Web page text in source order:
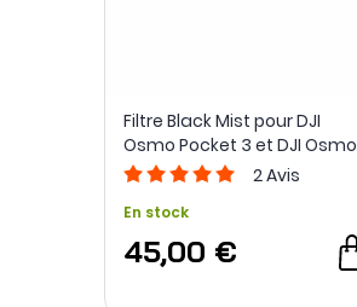
Filtre Black Mist pour DJI
Osmo Pocket 3 et DJI Osmo
Pocket 4
2Avis
En stock
45,00 €